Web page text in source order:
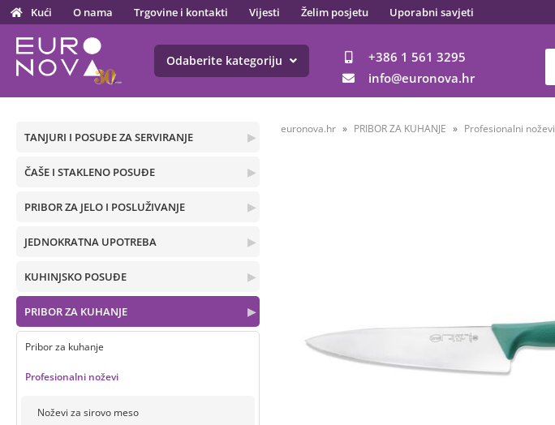
Kući O nama Trgovine i kontakti Vijesti Želim posjetu Uporabni savjeti
+386 1 561 3295
info
euronova.hr
Odaberite kategoriju
▶
TANJURI I POSUĐE ZA SERVIRANJE
▶
ČAŠE I STAKLENO POSUĐE
▶
PRIBOR ZA JELO I POSLUŽIVANJE
▶
JEDNOKRATNA UPOTREBA
▶
KUHINJSKO POSUĐE
▶
PRIBOR ZA KUHANJE
Pribor za kuhanje
Profesionalni noževi
Noževi za sirovo meso
euronova.hr PRIBOR ZA KUHANJE Profesionalni noževi